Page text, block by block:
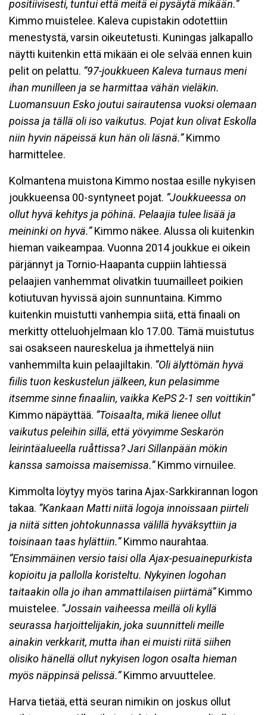
positiivisesti, tuntui että meitä ei pysäytä mikään.”
Kimmo muistelee. Kaleva cupistakin odotettiin
menestystä, varsin oikeutetusti. Kuningas jalkapallo
näytti kuitenkin että mikään ei ole selvää ennen kuin
pelit on pelattu. ”97-joukkueen Kaleva turnaus meni
ihan munilleen ja se harmittaa vähän vieläkin.
Luomansuun Esko joutui sairautensa vuoksi olemaan
poissa ja tällä oli iso vaikutus. Pojat kun olivat Eskolla
niin hyvin näpeissä kun hän oli läsnä.”Kimmo
harmittelee.
Kolmantena muistona Kimmo nostaa esille nykyisen
joukkueensa 00-syntyneet pojat. ”Joukkueessa on
ollut hyvä kehitys ja pöhinä. Pelaajia tulee lisää ja
meininki on hyvä.”Kimmo näkee. Alussa oli kuitenkin
hieman vaikeampaa. Vuonna 2014 joukkue ei oikein
pärjännyt ja Tornio-Haapanta cuppiin lähtiessä
pelaajien vanhemmat olivatkin tuumailleet poikien
kotiutuvan hyvissä ajoin sunnuntaina. Kimmo
kuitenkin muistutti vanhempia siitä, että finaali on
merkitty otteluohjelmaan klo 17.00. Tämä muistutus
sai osakseen naureskelua ja ihmettelyä niin
vanhemmilta kuin pelaajiltakin. ”Oli älyttömän hyvä
fiilis tuon keskustelun jälkeen, kun pelasimme
itsemme sinne finaaliin, vaikka KePS 2-1 sen voittikin”
Kimmo näpäyttää. ”Toisaalta, mikä lienee ollut
vaikutus peleihin sillä, että yövyimme Seskarön
leirintäalueella ruåttissa? Jari Sillanpään mökin
kanssa samoissa maisemissa.”Kimmo virnuilee.
Kimmolta löytyy myös tarina Ajax-Sarkkirannan logon
takaa. ”Kankaan Matti niitä logoja innoissaan piirteli
ja niitä sitten johtokunnassa välillä hyväksyttiin ja
toisinaan taas hylättiin.”Kimmo naurahtaa.
”Ensimmäinen versio taisi olla Ajax-pesuainepurkista
kopioitu ja pallolla koristeltu. Nykyinen logohan
taitaakin olla jo ihan ammattilaisen piirtämä”Kimmo
muistelee. ”Jossain vaiheessa meillä oli kyllä
seurassa harjoittelijakin, joka suunnitteli meille
ainakin verkkarit, mutta ihan ei muisti riitä siihen
olisiko hänellä ollut nykyisen logon osalta hieman
myös näppinsä pelissä.”Kimmo arvuuttelee.
Harva tietää, että seuran nimikin on joskus ollut